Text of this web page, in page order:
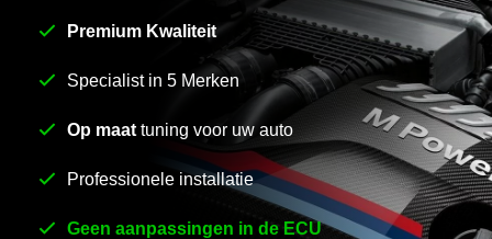
Stel uw vraag*
Premium Kwaliteit
Specialist in 5 Merken
Op maat tuning voor uw auto
Professionele installatie
Geen aanpassingen in de ECU